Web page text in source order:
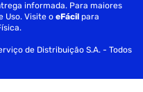
informada. Para maiores
Uso. Visite oeFácil para
de Distribuição S.A. - Todos